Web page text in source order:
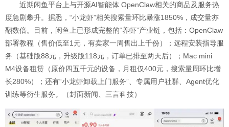
近期闲鱼平台上与开源AI智能体 OpenClaw相关的商品及服务热
度急剧攀升。据悉，“小龙虾”相关搜索量环比暴涨1850%，成交量亦
翻数倍。目前，闲鱼上已形成完整的“养虾”产业链，包括：OpenClaw
部署教程（售价低至1元，有卖家一周售出上千份）；远程安装指导服
务（基础版88元，升级版118元，订单已排至两天后）；Mac mini
M4设备租赁（原价四五千元的设备，月租仅400元，搜索量周环比增
长280%）；还有“小龙虾卸载上门服务”、专属用户社群、Agent优化
训练等衍生服务。（封面新闻、三言科技）